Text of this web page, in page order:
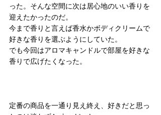
った。そんな空間に次は居心地のいい香りを
迎えたかったのだ。
今まで香りと言えば香水かボディクリームで
好きな香りを選ぶようにしていた。
でも今回はアロマキャンドルで部屋を好きな
香りで広げたくなった。
定番の商品を一通り見え終え、好きだと思っ